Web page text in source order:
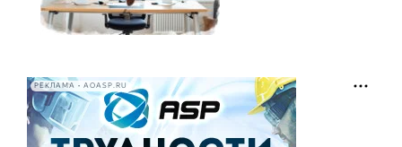
РЕКЛАМА • AOASP.RU